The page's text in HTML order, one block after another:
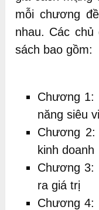
mỗi chương
nhau. Các
sách bao gồm:
Chương 1:
năng siêu
Chương
kinh doanh
Chương 3:
ra giá trị
Chương 4: